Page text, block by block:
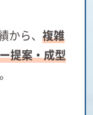
から、 複雑
提案・成型